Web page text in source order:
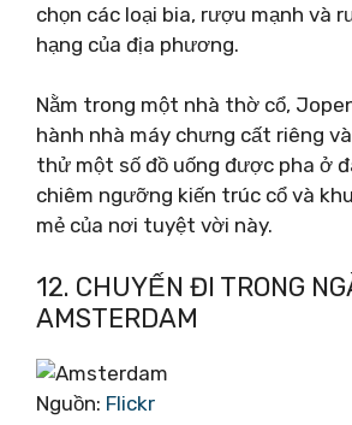
chọn các loại bia, rượu mạnh và
hạng của địa phương.
Nằm trong một nhà thờ cổ,
hành nhà máy chưng cất riêng
thử một số đồ uống được pha ở
chiêm ngưỡng kiến ​​trúc cổ và
mẻ của nơi tuyệt vời này.
12. CHUYẾN ĐI TRONG
AMSTERDAM
Nguồn: Flickr